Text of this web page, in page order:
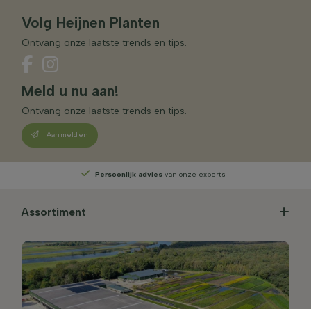
Volg Heijnen Planten
Ontvang onze laatste trends en tips.
Meld u nu aan!
Ontvang onze laatste trends en tips.
Aanmelden
Persoonlijk advies van onze experts
Assortiment